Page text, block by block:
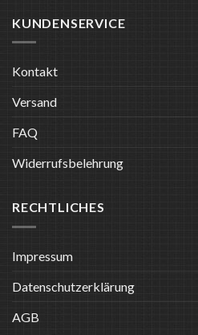
KUNDENSERVICE
Kontakt
Versand
FAQ
Widerrufsbelehrung
RECHTLICHES
Impressum
Datenschutzerklärung
AGB